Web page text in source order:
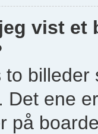
vist et
to
ene
på